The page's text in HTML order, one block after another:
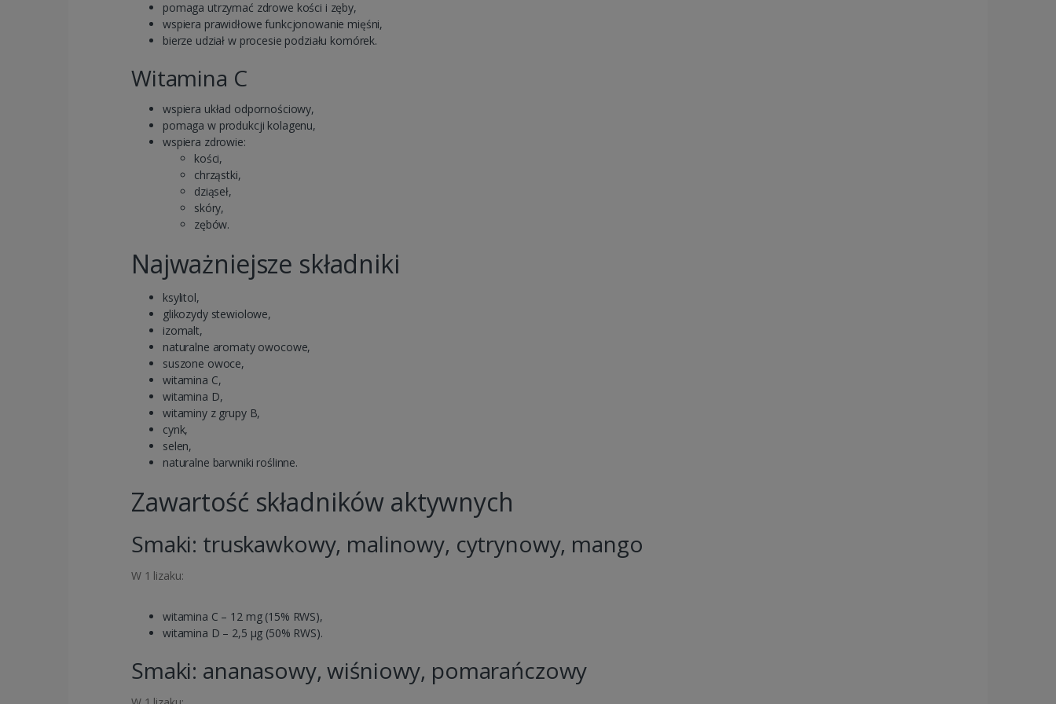
pomaga utrzymać zdrowe kości i zęby,
wspiera prawidłowe funkcjonowanie mięśni,
bierze udział w procesie podziału komórek.
Witamina C
wspiera układ odpornościowy,
pomaga w produkcji kolagenu,
wspiera zdrowie:
kości,
chrząstki,
dziąseł,
skóry,
zębów.
Najważniejsze składniki
ksylitol,
glikozydy stewiolowe,
izomalt,
naturalne aromaty owocowe,
suszone owoce,
witamina C,
witamina D,
witaminy z grupy B,
cynk,
selen,
naturalne barwniki roślinne.
Zawartość składników aktywnych
Smaki: truskawkowy, malinowy, cytrynowy, mango
W 1 lizaku:
witamina C – 12 mg (15% RWS),
witamina D – 2,5 µg (50% RWS).
Smaki: ananasowy, wiśniowy, pomarańczowy